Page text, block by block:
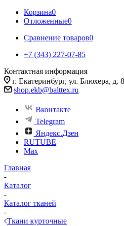
Корзина0
Отложенные0
Сравнение товаров0
+7 (343) 227-07-85
Контактная информация
г. Екатеринбург, ул. Блюхера, д.
shop.ekb@balttex.ru
Вконтакте
Telegram
Яндекс.Дзен
RUTUBE
Max
Главная
-
Каталог
-
Каталог тканей
-
Ткани курточные